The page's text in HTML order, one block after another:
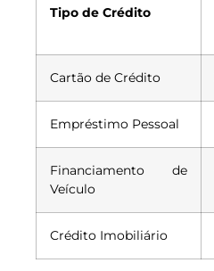
Tipo de Crédito
Cartão de Crédito
Empréstimo Pessoal
Financiamento de
Veículo
Crédito Imobiliário